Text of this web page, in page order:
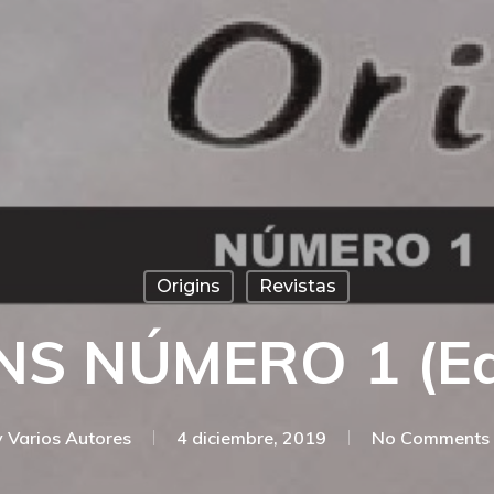
Origins Revistas
NÚMERO 1
Varios Autores 4 diciembre, 2019 No Comments